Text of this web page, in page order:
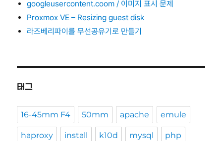
googleusercontent.coom / 이미지 표시 문제
Proxmox VE – Resizing guest disk
라즈베리파이를 무선공유기로 만들기
태그
16-45mm F4 50mm apache emule
haproxy install k10d mysql php